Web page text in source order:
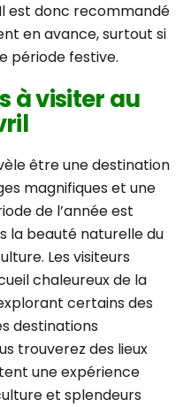
est donc recommandé
en avance, surtout si
période festive.
à visiter au
être une destination
magnifiques et une
de l’année est
la beauté naturelle du
Les visiteurs
chaleureux de la
certains des
destinations
trouverez des lieux
une expérience
et splendeurs